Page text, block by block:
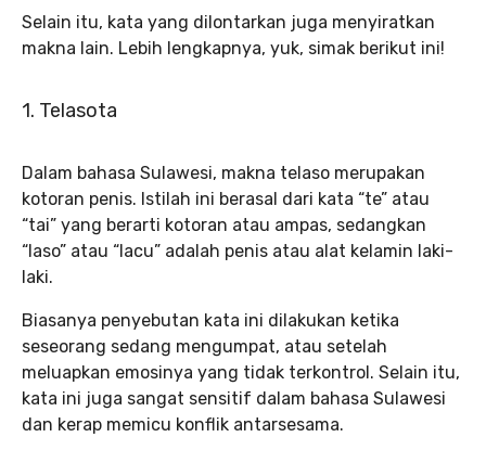
Selain itu, kata yang dilontarkan juga menyiratkan
makna lain. Lebih lengkapnya, yuk, simak berikut ini!
1. Telasota
Dalam bahasa Sulawesi, makna telaso merupakan
kotoran penis. Istilah ini berasal dari kata “te” atau
“tai” yang berarti kotoran atau ampas, sedangkan
“laso” atau “lacu” adalah penis atau alat kelamin laki-
laki.
Biasanya penyebutan kata ini dilakukan ketika
seseorang sedang mengumpat, atau setelah
meluapkan emosinya yang tidak terkontrol. Selain itu,
kata ini juga sangat sensitif dalam bahasa Sulawesi
dan kerap memicu konflik antarsesama.